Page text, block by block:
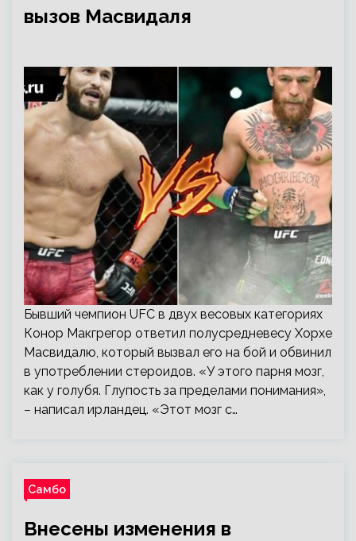
вызов Масвидаля
Бывший чемпион UFC в двух весовых категориях
Конор Макгрегор ответил полусредневесу Хорхе
Масвидалю, который вызвал его на бой и обвинил
в употреблении стероидов. «У этого парня мозг,
как у голубя. Глупость за пределами понимания»,
– написал ирландец. «Этот мозг с…
Самбо
Внесены изменения в